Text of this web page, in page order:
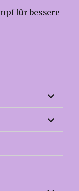
für bessere